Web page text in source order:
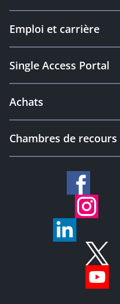
Emploi et carrière
Single Access Portal
Achats
Chambres de recours